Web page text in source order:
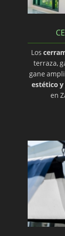
Los
terraza,
gane
estético
en